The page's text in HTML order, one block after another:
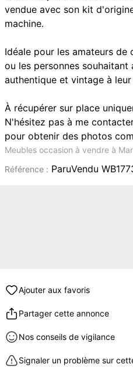
vendue avec son kit
machine.
Idéale pour les amateurs
ou les personnes
authentique et vintage à leur
À récupérer sur place
N'hésitez pas à me
pour obtenir des photos
Meubles occasion à vendre à
Référence : ParuVendu
Ajouter aux favoris
Partager cette annonce
Nos conseils de vigilance
Signaler un problème sur